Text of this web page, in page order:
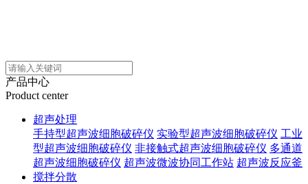
产品中心
Product center
超声处理
手持型超声波细胞破碎仪 实验型超声波细胞破碎仪 工业
型超声波细胞破碎仪 非接触式超声波细胞破碎仪 多通道
超声波细胞破碎仪 超声波微波协同工作站 超声波反应釜
搅拌分散